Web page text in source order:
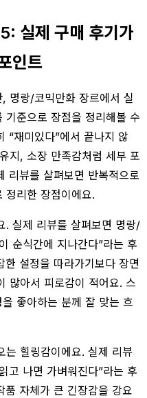
실제 구매 후기가
인트
명랑/코믹만화 장르에서 실
기준으로 장점을 정리해볼 수
“재미있다”에서 끝나지 않
지, 소장 만족감처럼 세부 포
리뷰를 살펴보면 반복적으로
정리한 장점이에요.
. 실제 리뷰를 살펴보면 명랑/
순식간에 지나간다”라는 후
설정을 따라가기보다 장면
많아서 피로감이 적어요. 스
좋아하는 분께 잘 맞는 흐
는 힐링감이에요. 실제 리뷰
고 나면 가벼워진다”라는 후
품 자체가 큰 긴장감을 강요